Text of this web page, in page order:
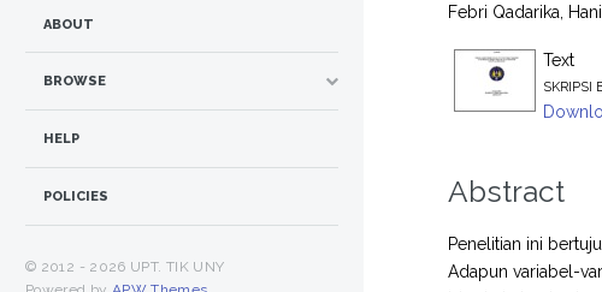
Febri Qadarika,
Text
SKRIPSI
Abstract
Penelitian ini
Adapun variabel-
ABOUT
BROWSE
HELP
POLICIES
© 2012 - 2026 UPT. TIK UNY